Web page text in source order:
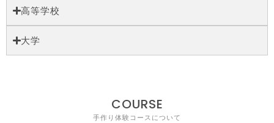
高等学校
大学
COURSE
手作り体験コースについて